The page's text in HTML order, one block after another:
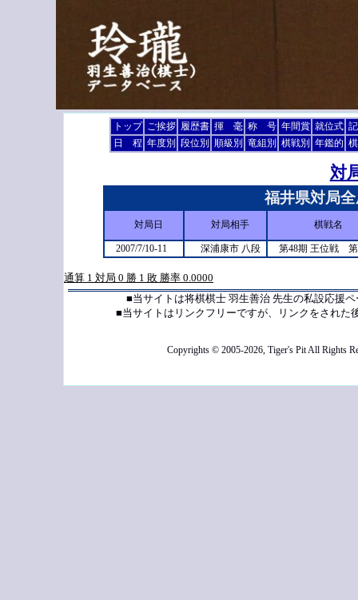
トップ ご挨拶 履歴書 揮 毫 称 号 年間賞 就位式
日 程 年度別 段位別 順級別 竜組別 棋戦別 年鑑的
対
福井県対局
対局日 対局相手 棋戦名
2007/7/10-11 深浦康市 八段 第48期 王位戦
通算 1 対局 0 勝 1 敗 勝率 0.0000
■当サイトは将棋棋士 羽生善治 先生の私設応援
■当サイトはリンクフリーですが、リンクをされた
Copyrights © 2005-2026, Tiger's Pit All Rights